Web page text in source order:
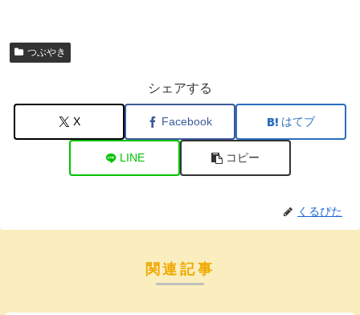
つぶやき
シェアする
X Facebook はてブ
LINE コピー
くるぴた
関連記事